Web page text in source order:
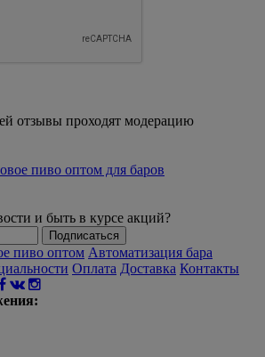
отзывы проходят модерацию
и быть в курсе акций?
Подписаться
пиво оптом Автоматизация бара
Оплата Доставка Контакты